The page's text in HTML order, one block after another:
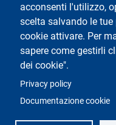
acconsenti l'utilizzo,
scelta salvando le tue
cookie attivare. Per
sapere come gestirli
dei cookie".
Privacy policy
Documentazione cookie
Testo
Università degli Studi di
Via Festa del Perdono 7 -
Tel.+39 02 5032 5032
Posta elettronica certificata
Logo